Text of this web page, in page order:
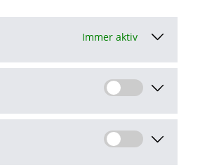
Immer aktiv
"Job-Agent aktivieren" stimme ich den